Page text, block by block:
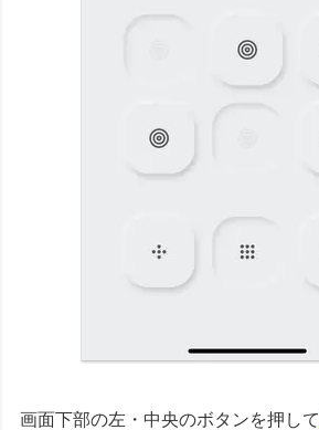
画面下部の左・中央のボタンを押して